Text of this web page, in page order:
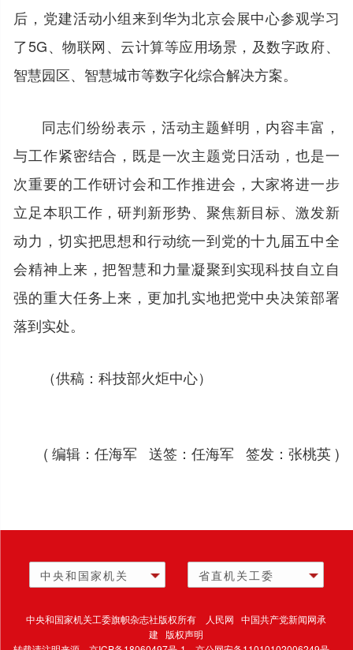
后，党建活动小组来到华为北京会展中心参观学习
了5G、物联网、云计算等应用场景，及数字政府、
智慧园区、智慧城市等数字化综合解决方案。
同志们纷纷表示，活动主题鲜明，内容丰富，
与工作紧密结合，既是一次主题党日活动，也是一
次重要的工作研讨会和工作推进会，大家将进一步
立足本职工作，研判新形势、聚焦新目标、激发新
动力，切实把思想和行动统一到党的十九届五中全
会精神上来，把智慧和力量凝聚到实现科技自立自
强的重大任务上来，更加扎实地把党中央决策部署
落到实处。
（供稿：科技部火炬中心）
( 编辑：任海军 送签：任海军 签发：张桃英 )
中央和国家机关 省直机关工委
中央和国家机关工委旗帜杂志社版权所有 人民网 中国共产党新闻网承
建 版权声明